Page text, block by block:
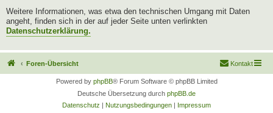
Weitere Informationen, was etwa den technischen Umgang mit Daten
angeht, finden sich in der auf jeder Seite unten verlinkten
Datenschutzerklärung.
Foren-Übersicht Kontakt
Powered by phpBB® Forum Software © phpBB Limited
Deutsche Übersetzung durch phpBB.de
Datenschutz | Nutzungsbedingungen | Impressum